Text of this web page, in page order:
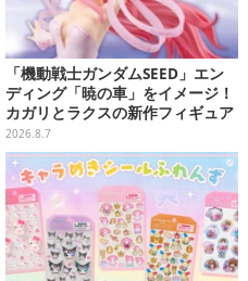
「機動戦士ガンダムSEED」エン
ディング「暁の車」をイメージ！
カガリとラクスの新作フィギュア
がプライズに
2026.8.7